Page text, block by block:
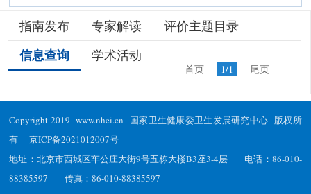
指南发布 专家解读 评价主题目录
信息查询 学术活动
首页 1/1 尾页
Copyright 2019 www.nhei.cn 国家卫生健康委卫生发展研究中心 版权所
有京ICP备2021012007号
地址：北京市西城区车公庄大街9号五栋大楼B3座3-4层 电话：86-010-
88385597 传真：86-010-88385597